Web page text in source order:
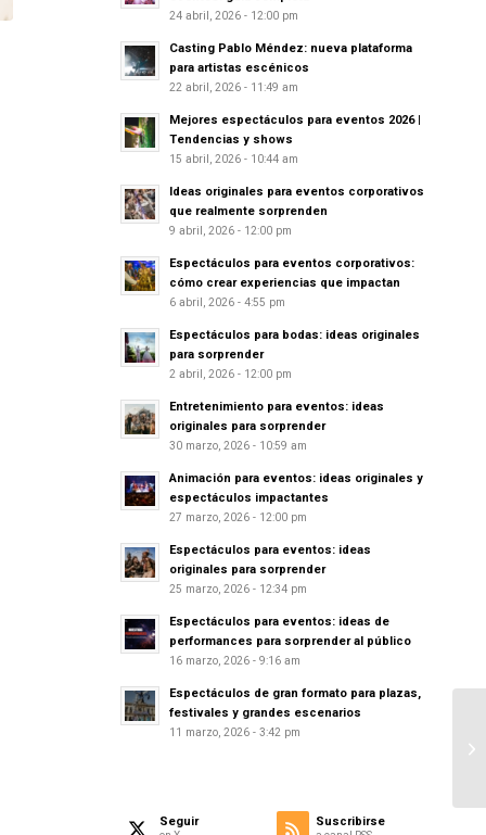
24 abril, 2026 - 12:00 pm
Casting Pablo Méndez: nueva plataforma
para artistas escénicos
22 abril, 2026 - 11:49 am
Mejores espectáculos para eventos 2026 |
Tendencias y shows
15 abril, 2026 - 10:44 am
Ideas originales para eventos corporativos
que realmente sorprenden
9 abril, 2026 - 12:00 pm
Espectáculos para eventos corporativos:
cómo crear experiencias que impactan
6 abril, 2026 - 4:55 pm
Espectáculos para bodas: ideas originales
para sorprender
2 abril, 2026 - 12:00 pm
Entretenimiento para eventos: ideas
originales para sorprender
30 marzo, 2026 - 10:59 am
Animación para eventos: ideas originales y
espectáculos impactantes
27 marzo, 2026 - 12:00 pm
Espectáculos para eventos: ideas
originales para sorprender
25 marzo, 2026 - 12:34 pm
Espectáculos para eventos: ideas de
performances para sorprender al público
16 marzo, 2026 - 9:16 am
Espectáculos de gran formato para plazas,
festivales y grandes escenarios
11 marzo, 2026 - 3:42 pm
Seguir Suscribirse